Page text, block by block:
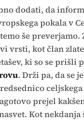
dodati, da
pokala v
še preverjamo.
vrsti, kot član
ki so se prišli
. Drži pa, da se
prejel
Kot nekdanja